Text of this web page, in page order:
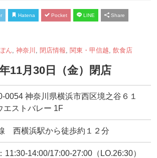
Hatena Pocket LINE Share
ん
神奈川 閉店情報 関東・甲信越 飲食店
11月30日（金）閉店
0054 神奈川県横浜市西区境之谷６１
エストバレー 1F
西横浜駅から徒歩約１２分
11:30-14:00/17:00-27:00（LO.26:30）